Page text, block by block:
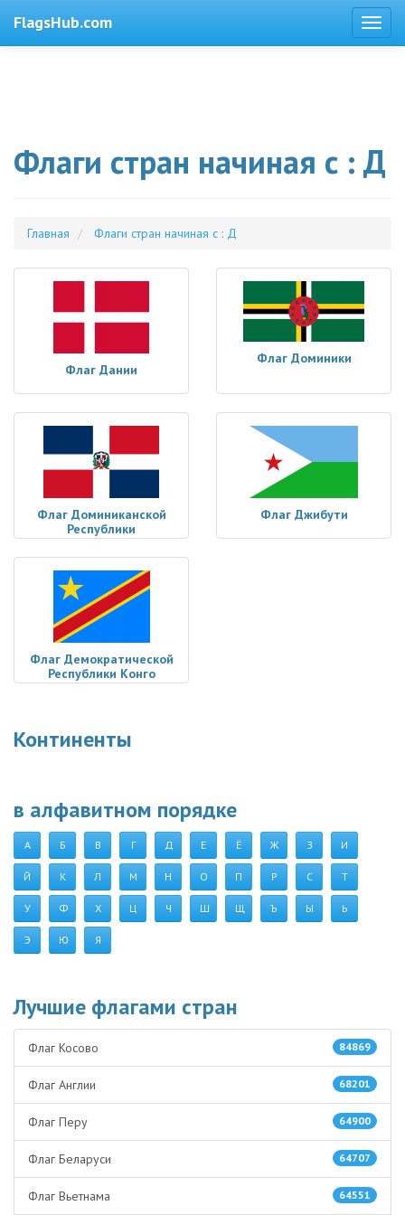
FlagsHub.com
Флаги стран начиная с : Д
Главная Флаги стран начиная с : Д
Флаг Дании
Флаг Доминики
Флаг Доминиканской
Республики
Флаг Джибути
Флаг Демократической
Республики Конго
Континенты
в алфавитном порядке
А Б В Г Д Е Ё Ж З И
Й К Л М Н О П Р С Т
У Ф Х Ц Ч Ш Щ Ъ Ы Ь
Э Ю Я
Лучшие флагами стран
84869
Флаг Косово
68201
Флаг Англии
64900
Флаг Перу
64707
Флаг Беларуси
64551
Флаг Вьетнама